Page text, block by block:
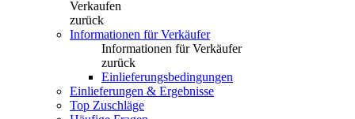
Verkaufen
zurück
Informationen für Verkäufer
Informationen für Verkäufer
zurück
Einlieferungsbedingungen
Einlieferungen & Ergebnisse
Top Zuschläge